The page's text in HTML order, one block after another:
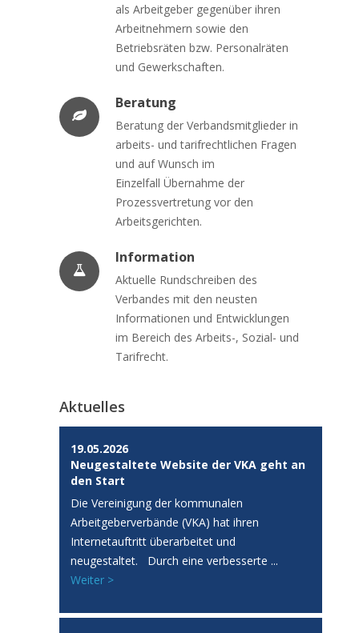
als Arbeitgeber gegenüber ihren
Arbeitnehmern sowie den
Betriebsräten bzw. Personalräten
und Gewerkschaften.
Beratung
Beratung der Verbandsmitglieder in
arbeits- und tarifrechtlichen Fragen
und auf Wunsch im
Einzelfall Übernahme der
Prozessvertretung vor den
Arbeitsgerichten.
Information
Aktuelle Rundschreiben des
Verbandes mit den neusten
Informationen und Entwicklungen
im Bereich des Arbeits-, Sozial- und
Tarifrecht.
Aktuelles
19.05.2026
Neugestaltete Website der VKA geht an
den Start
Die Vereinigung der kommunalen
Arbeitgeberverbände (VKA) hat ihren
Internetauftritt überarbeitet und
neugestaltet. Durch eine verbesserte ...
Weiter >